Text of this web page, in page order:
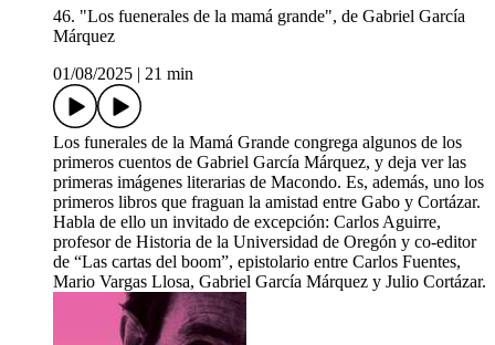
46. "Los fuenerales de la mamá grande", de Gabriel García
Márquez
01/08/2025
21 min
Los funerales de la Mamá Grande congrega algunos de los
primeros cuentos de Gabriel García Márquez, y deja ver las
primeras imágenes literarias de Macondo. Es, además, uno los
primeros libros que fraguan la amistad entre Gabo y Cortázar.
Habla de ello un invitado de excepción: Carlos Aguirre,
profesor de Historia de la Universidad de Oregón y co-editor
de “Las cartas del boom”, epistolario entre Carlos Fuentes,
Mario Vargas Llosa, Gabriel García Márquez y Julio Cortázar.